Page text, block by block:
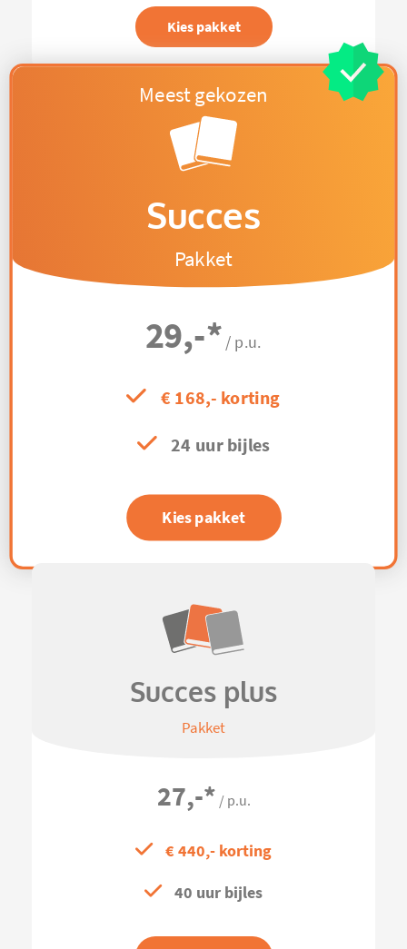
Kies pakket
Succes
Pakket
29,-* / p.u.
€ 168,- korting
24 uur bijles
Kies pakket
Succes plus
Pakket
27,-* / p.u.
€ 440,- korting
40 uur bijles